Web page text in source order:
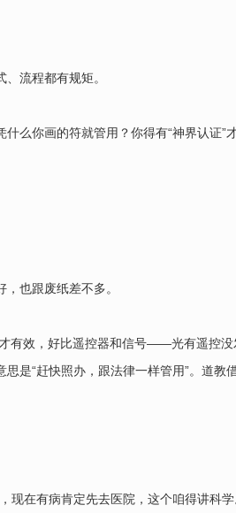
流程都有规矩。
什么你画的符就管用？你得有“神界认
也跟废纸差不多。
有效，好比遥控器和信号——光有遥控没
是“赶快照办，跟法律一样管用”。道教
现在有病肯定先去医院，这个咱得讲科学